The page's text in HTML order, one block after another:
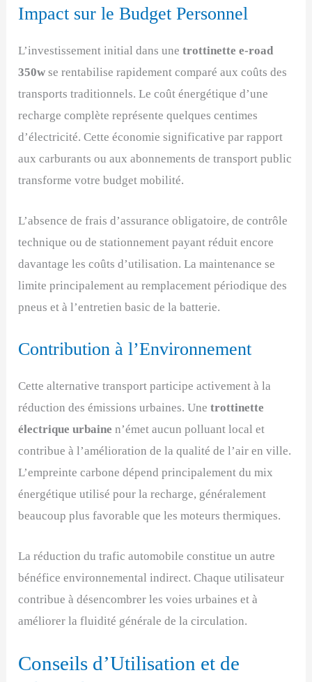
Impact sur le Budget Personnel
L’investissement initial dans unetrottinette e-road
350w se rentabilise rapidement comparé aux coûts des
transports traditionnels. Le coût énergétique d’une
recharge complète représente quelques centimes
d’électricité. Cette économie significative par rapport
aux carburants ou aux abonnements de transport public
transforme votre budget mobilité.
L’absence de frais d’assurance obligatoire, de contrôle
technique ou de stationnement payant réduit encore
davantage les coûts d’utilisation. La maintenance se
limite principalement au remplacement périodique des
pneus et à l’entretien basic de la batterie.
Contribution à l’Environnement
Cette alternative transport participe activement à la
réduction des émissions urbaines. Unetrottinette
électrique urbaine n’émet aucun polluant local et
contribue à l’amélioration de la qualité de l’air en ville.
L’empreinte carbone dépend principalement du mix
énergétique utilisé pour la recharge, généralement
beaucoup plus favorable que les moteurs thermiques.
La réduction du trafic automobile constitue un autre
bénéfice environnemental indirect. Chaque utilisateur
contribue à désencombrer les voies urbaines et à
améliorer la fluidité générale de la circulation.
Conseils d’Utilisation et de